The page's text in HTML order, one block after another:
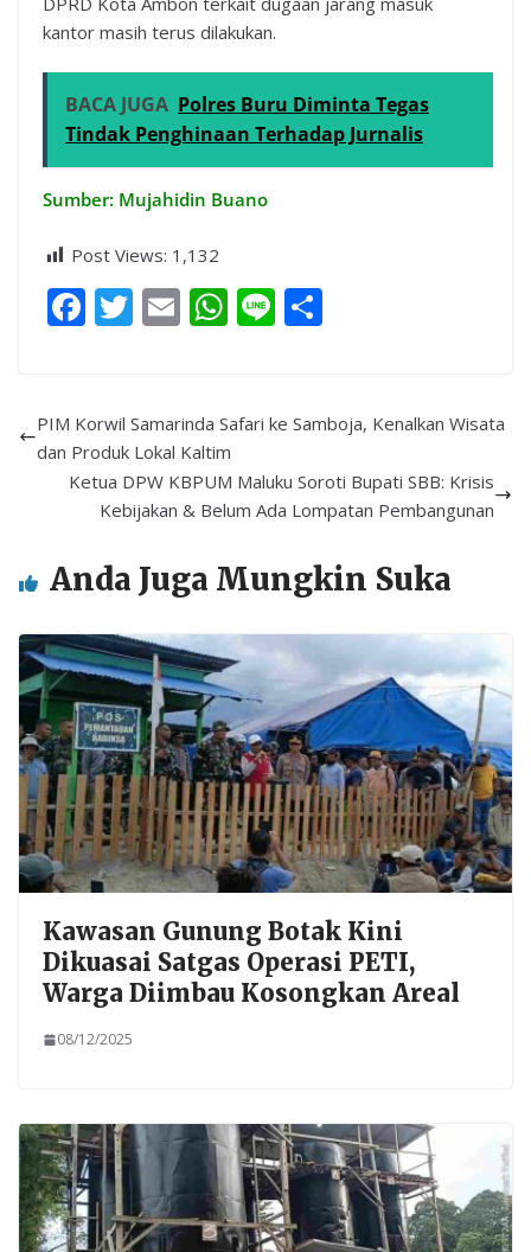
kantor masih terus dilakukan.
BACA JUGA Polres Buru Diminta Tegas
Tindak Penghinaan Terhadap Jurnalis
Sumber: Mujahidin Buano
Post Views: 1,132
F
b
o
o
k
T
er
E
l
W
s
A
p
p
Li
e
PIM Korwil Samarinda Safari ke Samboja, Kenalkan Wisata
dan Produk Lokal Kaltim
Ketua DPW KBPUM Maluku Soroti Bupati SBB: Krisis
Kebijakan & Belum Ada Lompatan Pembangunan
Anda Juga Mungkin Suka
Kawasan Gunung Botak Kini
Dikuasai Satgas Operasi PETI,
Warga Diimbau Kosongkan Areal
08/12/2025